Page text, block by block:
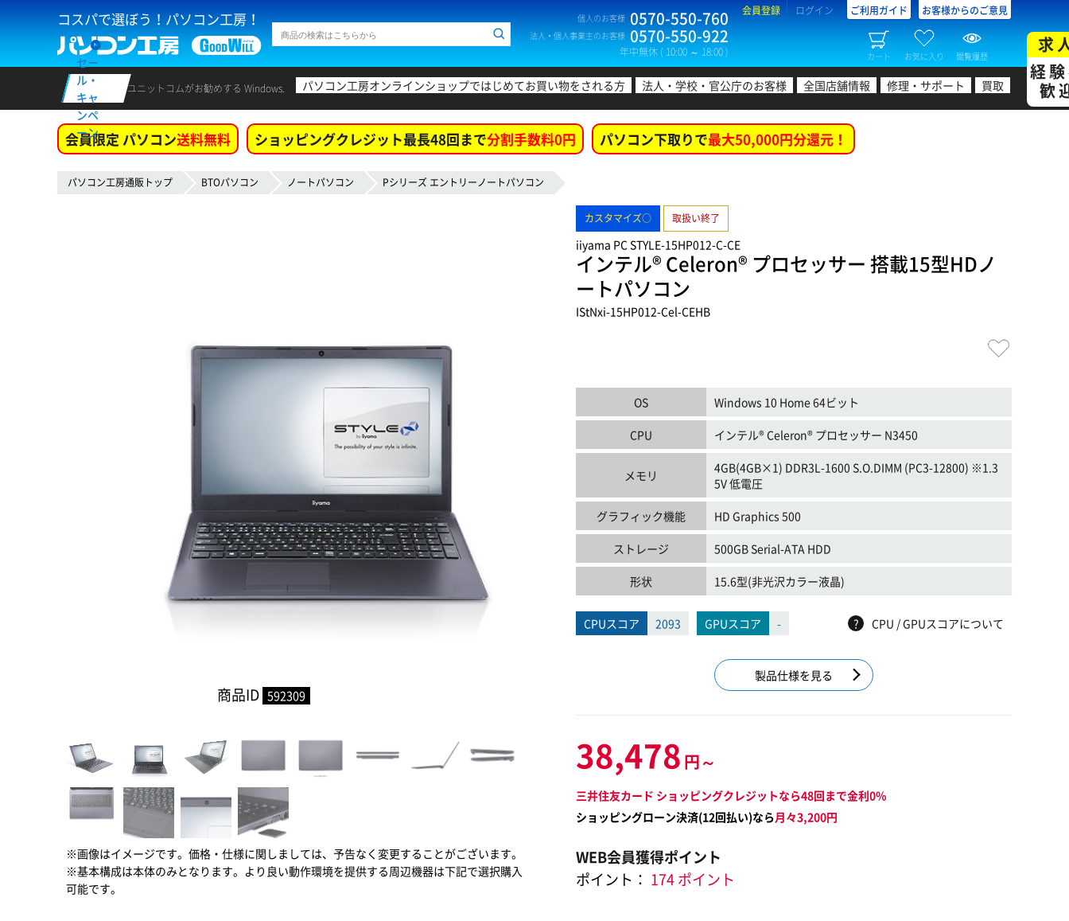
コスパで選ぼう！パソコン工房！ 個人のお客様 0570-550-760
法人・個人事業主のお客様 0570-550-922
年中無休 ( 10:00 ～ 18:00 )
会員登録 ログイン ご利用ガイド お客様からのご意見
カート お気に入り 閲覧履歴
セー
ル・
キャ
ンペ
ーン
ユニットコムがお勧めする Windows. パソコン工房オンラインショップではじめてお買い物をされる方 法人・学校・官公庁のお客様 全国店舗情報 修理・サポート 買取
求
経
歓
会員限定 パソコン送料無料 ショッピングクレジット最長48回まで分割手数料0円 パソコン下取りで最大50,000円分還元！
パソコン工房通販トップ BTOパソコン ノートパソコン Pシリーズ エントリーノートパソコン
商品ID 592309
※画像はイメージです。価格・仕様に関しましては、予告なく変更することがございます。
※基本構成は本体のみとなります。より良い動作環境を提供する周辺機器は下記で選択購入
可能です。
カスタマイズ○ 取扱い終了
iiyama PC STYLE-15HP012-C-CE
インテル® Celeron® プロセッサー 搭載15型HDノ
ートパソコン
IStNxi-15HP012-Cel-CEHB
OS Windows 10 Home 64ビット
CPU インテル® Celeron® プロセッサー N3450
メモリ
4GB(4GB×1) DDR3L-1600 S.O.DIMM (PC3-12800) ※1.3
5V 低電圧
グラフィック機能 HD Graphics 500
ストレージ 500GB Serial-ATA HDD
形状 15.6型(非光沢カラー液晶)
CPUスコア 2093 GPUスコア - ? CPU / GPUスコアについて
製品仕様を見る
38,478 円～
三井住友カード ショッピングクレジットなら48回まで金利0%
ショッピングローン決済(12回払い)なら月々3,200円
WEB会員獲得ポイント
ポイント： 174 ポイント